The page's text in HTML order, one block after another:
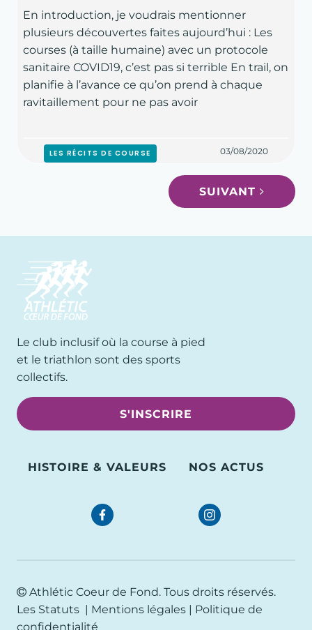
En introduction, je voudrais mentionner
plusieurs découvertes faites aujourd’hui : Les
courses (à taille humaine) avec un protocole
sanitaire COVID19, c’est pas si terrible En trail, on
planifie à l’avance ce qu’on prend à chaque
ravitaillement pour ne pas avoir
LES RÉCITS DE COURSE 03/08/2020
SUIVANT
Le club inclusif où la course à pied
et le triathlon sont des sports
collectifs.
S'INSCRIRE
HISTOIRE & VALEURS NOS ACTUS
Athlétic Coeur de Fond. Tous droits réservés.
Les Statuts | Mentions légales | Politique de
confidentialité